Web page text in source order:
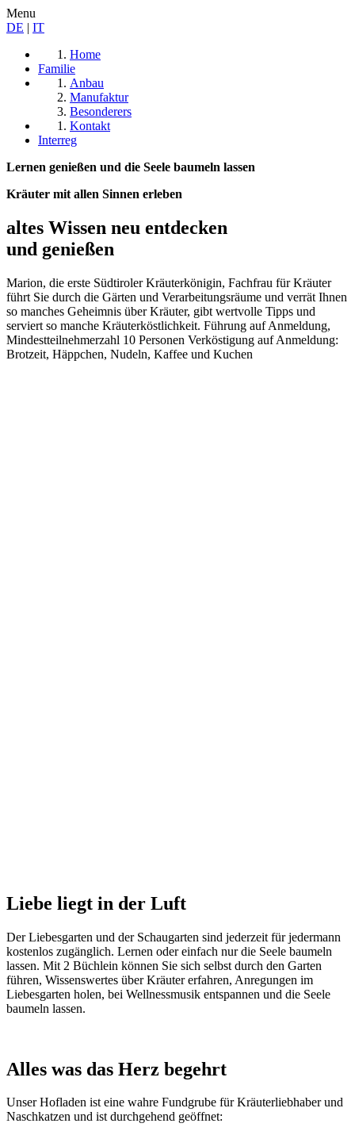
Menu
DE | IT
Home
Familie
Anbau
Manufaktur
Besonderers
Kontakt
Interreg
Lernen genießen und die Seele baumeln lassen
Kräuter mit allen Sinnen erleben
altes Wissen neu entdecken
und genießen
Marion, die erste Südtiroler Kräuterkönigin, Fachfrau für Kräuter
führt Sie durch die Gärten und Verarbeitungsräume und verrät Ihnen
so manches Geheimnis über Kräuter, gibt wertvolle Tipps und
serviert so manche Kräuterköstlichkeit. Führung auf Anmeldung,
Mindestteilnehmerzahl 10 Personen Verköstigung auf Anmeldung:
Brotzeit, Häppchen, Nudeln, Kaffee und Kuchen
Liebe liegt in der Luft
Der Liebesgarten und der Schaugarten sind jederzeit für jedermann
kostenlos zugänglich. Lernen oder einfach nur die Seele baumeln
lassen. Mit 2 Büchlein können Sie sich selbst durch den Garten
führen, Wissenswertes über Kräuter erfahren, Anregungen im
Liebesgarten holen, bei Wellnessmusik entspannen und die Seele
baumeln lassen.
Alles was das Herz begehrt
Unser Hofladen ist eine wahre Fundgrube für Kräuterliebhaber und
Naschkatzen und ist durchgehend geöffnet: